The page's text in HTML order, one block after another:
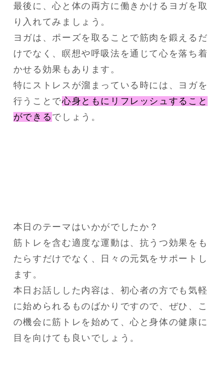
最後に、心と体の両方に働きかけるヨガを取
り入れてみましょう。
ヨガは、ポーズを取ることで筋肉を鍛えるだ
けでなく、瞑想や呼吸法を通じて心を落ち着
かせる効果もあります。
特にストレスが溜まっている時には、ヨガを
行うことで心身ともにリフレッシュすること
ができる でしょう。
本日のテーマはいかがでしたか？
筋トレを含む適度な運動は、抗うつ効果をも
たらすだけでなく、日々の元気をサポートし
ます。
本日お話しした内容は、初心者の方でも気軽
に始められるものばかりですので、ぜひ、こ
の機会に筋トレを始めて、心と身体の健康に
目を向けても良いでしょう。